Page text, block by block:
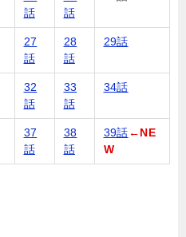
話
話
27
話
28
話
29話
32
話
33
話
34話
37
話
38
話
39話 ←NE
W